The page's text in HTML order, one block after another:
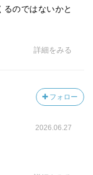
るのではないかと
詳細をみる
フォロー
2026.06.27